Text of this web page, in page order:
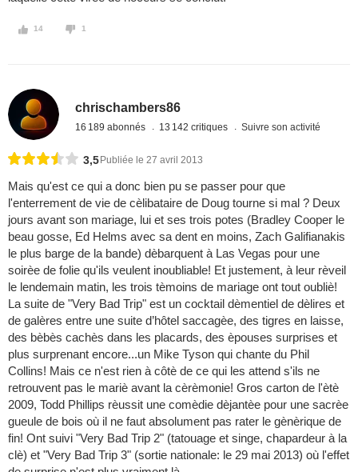
14 1
chrischambers86
16 189 abonnés 13 142 critiques Suivre son activité
3,5 Publiée le 27 avril 2013
Mais qu'est ce qui a donc bien pu se passer pour que
l'enterrement de vie de cèlibataire de Doug tourne si mal ? Deux
jours avant son mariage, lui et ses trois potes (Bradley Cooper le
beau gosse, Ed Helms avec sa dent en moins, Zach Galifianakis
le plus barge de la bande) dèbarquent à Las Vegas pour une
soirèe de folie qu'ils veulent inoubliable! Et justement, à leur rèveil
le lendemain matin, les trois tèmoins de mariage ont tout oubliè!
La suite de "Very Bad Trip" est un cocktail dèmentiel de dèlires et
de galères entre une suite d’hôtel saccagèe, des tigres en laisse,
des bèbès cachès dans les placards, des èpouses surprises et
plus surprenant encore...un Mike Tyson qui chante du Phil
Collins! Mais ce n'est rien à côtè de ce qui les attend s'ils ne
retrouvent pas le mariè avant la cèrèmonie! Gros carton de l'ètè
2009, Todd Phillips rèussit une comèdie dèjantèe pour une sacrèe
gueule de bois où il ne faut absolument pas rater le gènèrique de
fin! Ont suivi "Very Bad Trip 2" (tatouage et singe, chapardeur à la
clè) et "Very Bad Trip 3" (sortie nationale: le 29 mai 2013) où l'effet